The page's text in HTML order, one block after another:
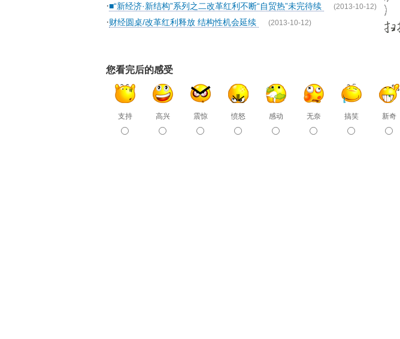
·■“新经济·新结构”系列之二改革红利不断“自贸热”未完待续 (2013-10-12)
·财经圆桌/改革红利释放 结构性机会延续 (2013-10-12)
您看完后的感受
支持 高兴 震惊 愤怒 感动 无奈 搞笑 新奇